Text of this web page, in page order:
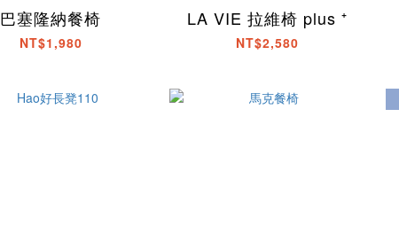
巴塞隆納餐椅
NT$1,980
LA VIE 拉維椅 plus ⁺
NT$2,580